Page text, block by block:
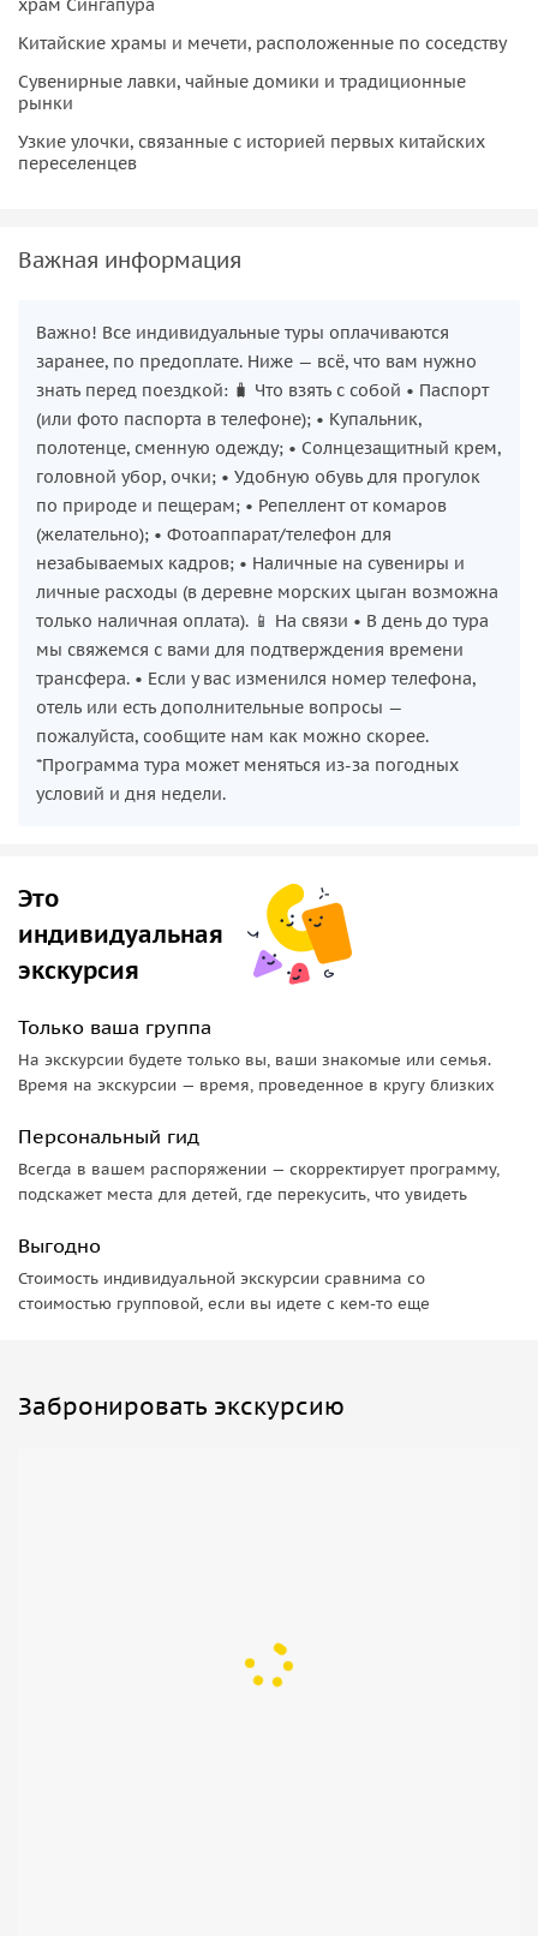
храм Сингапура
Китайские храмы и мечети, расположенные по соседству
Сувенирные лавки, чайные домики и традиционные
рынки
Узкие улочки, связанные с историей первых китайских
переселенцев
Важная информация
Важно! Все индивидуальные туры оплачиваются
заранее, по предоплате. Ниже — всё, что вам нужно
знать перед поездкой: 🧳 Что взять с собой • Паспорт
(или фото паспорта в телефоне); • Купальник,
полотенце, сменную одежду; • Солнцезащитный крем,
головной убор, очки; • Удобную обувь для прогулок
по природе и пещерам; • Репеллент от комаров
(желательно); • Фотоаппарат/телефон для
незабываемых кадров; • Наличные на сувениры и
личные расходы (в деревне морских цыган возможна
только наличная оплата). 📱 На связи • В день до тура
мы свяжемся с вами для подтверждения времени
трансфера. • Если у вас изменился номер телефона,
отель или есть дополнительные вопросы —
пожалуйста, сообщите нам как можно скорее.
*Программа тура может меняться из-за погодных
условий и дня недели.
Это
индивидуальная
экскурсия
Только ваша группа
На экскурсии будете только вы, ваши знакомые или семья.
Время на экскурсии — время, проведенное в кругу близких
Персональный гид
Всегда в вашем распоряжении — скорректирует программу,
подскажет места для детей, где перекусить, что увидеть
Выгодно
Стоимость индивидуальной экскурсии сравнима со
стоимостью групповой, если вы идете с кем-то еще
Забронировать экскурсию